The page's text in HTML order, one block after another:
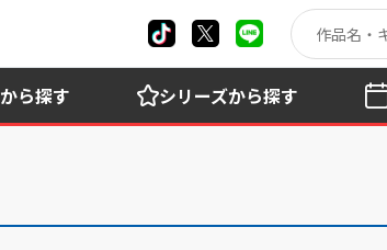
から探す シリーズから探す